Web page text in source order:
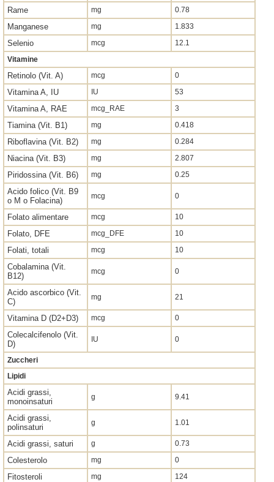
Rame mg 0.78
Manganese mg 1.833
Selenio mcg
12.1
Vitamine
Retinolo (Vit. A) mcg 0
Vitamina A, IU IU 53
Vitamina A, RAE mcg_RAE 3
Tiamina (Vit. B1) mg 0.418
Riboflavina (Vit. B2) mg 0.284
Niacina (Vit. B3) mg 2.807
Piridossina (Vit. B6) mg 0.25
Acido folico (Vit. B9
o M o Folacina)
mcg 0
Folato alimentare mcg 10
Folato, DFE mcg_DFE 10
Folati, totali mcg 10
Cobalamina (Vit.
B12)
mcg 0
Acido ascorbico (Vit.
C)
mg 21
Vitamina D (D2+D3) mcg 0
Colecalcifenolo (Vit.
D)
IU 0
Zuccheri
Lipidi
Acidi grassi,
monoinsaturi
g 9.41
Acidi grassi,
polinsaturi
g 1.01
Acidi grassi, saturi g 0.73
Colesterolo mg 0
Fitosteroli mg
124